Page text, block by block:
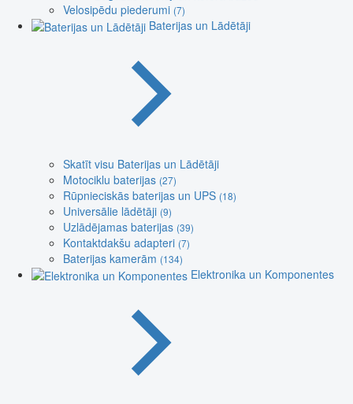
Velosipēdu piederumi (7)
Baterijas un Lādētāji
Skatīt visu Baterijas un Lādētāji
Motociklu baterijas (27)
Rūpnieciskās baterijas un UPS (18)
Universālie lādētāji (9)
Uzlādējamas baterijas (39)
Kontaktdakšu adapteri (7)
Baterijas kamerām (134)
Elektronika un Komponentes